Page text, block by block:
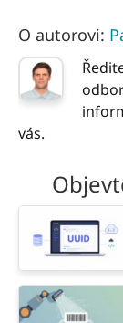
O autorovi:
vás.